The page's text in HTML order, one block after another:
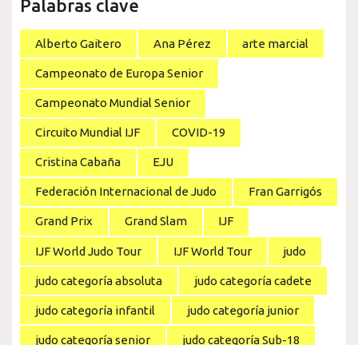
Palabras clave
Alberto Gaitero Ana Pérez arte marcial
Campeonato de Europa Senior
Campeonato Mundial Senior
Circuito Mundial IJF COVID-19
Cristina Cabaña EJU
Federación Internacional de Judo Fran Garrigós
Grand Prix Grand Slam IJF
IJF World Judo Tour IJF World Tour judo
judo categoría absoluta judo categoría cadete
judo categoría infantil judo categoría junior
judo categoría senior judo categoría Sub-18